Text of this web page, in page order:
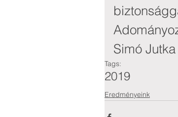
Simó
Tags:
2019
Eredményeink